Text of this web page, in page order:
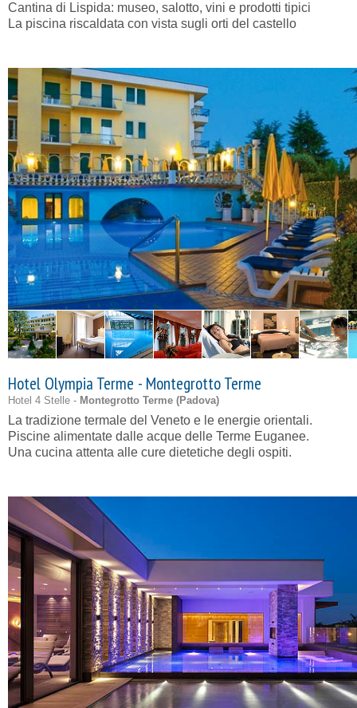
Cantina di Lispida: museo, salotto, vini e prodotti tipici
La piscina riscaldata con vista sugli orti del castello
Hotel Olympia Terme - Montegrotto Terme
Hotel 4 Stelle - Montegrotto Terme (Padova)
La tradizione termale del Veneto e le energie orientali.
Piscine alimentate dalle acque delle Terme Euganee.
Una cucina attenta alle cure dietetiche degli ospiti.